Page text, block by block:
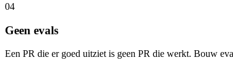
04
Geen evals
Een PR die er goed uitziet is geen PR die werkt. Bouw